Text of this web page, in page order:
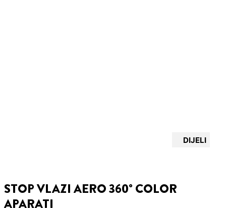
DIJELI
STOP VLAZI AERO 360° COLOR
APARATI